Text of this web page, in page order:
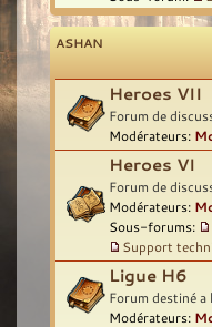
ASHAN
Heroes VII
Forum de
Modérateurs:
Heroes VI
Forum de
Modérateurs:
Sous-forums:
Support
Ligue H6
Forum destiné
Modérateurs: